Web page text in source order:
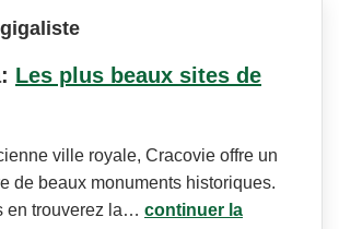
Les plus beaux sites de
ville royale, Cracovie offre un
de beaux monuments historiques.
en trouverez la… continuer la